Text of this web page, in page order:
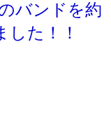
バンドを約
した！！